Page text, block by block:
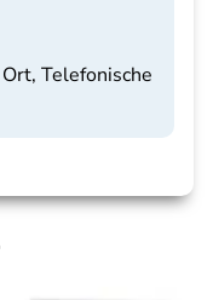
Telefonische